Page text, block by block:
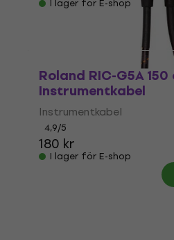
I lager för E-shop
Roland RIC-G5A
Instrumentkabel
Instrumentkabel
4,9/5
180 kr
I lager för E-shop